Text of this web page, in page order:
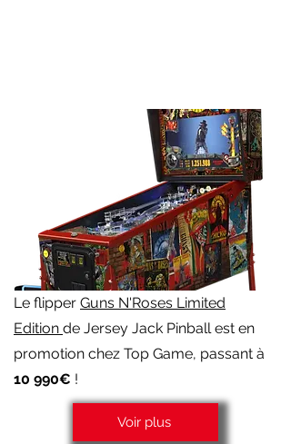
Le flipper Guns N'Roses Limited
Edition de Jersey Jack Pinball est en
promotion chez Top Game, passant à
10 990€ !
Voir plus